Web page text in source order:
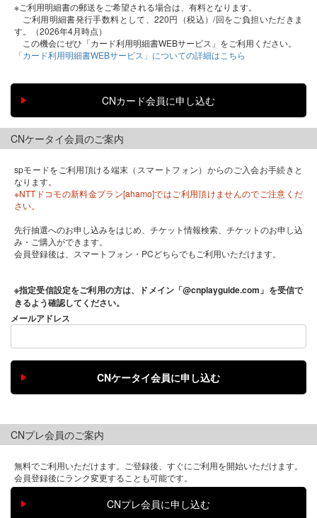
※ご利用明細書の郵送をご希望される場合は、有料となります。
ご利用明細書発行手数料として、220円（税込）/回をご負担いただきま
す。（2026年4月時点）
この機会にぜひ「カード利用明細書WEBサービス」をご利用ください。
「カード利用明細書WEBサービス」についての詳細はこちら
CNケータイ会員のご案内
spモードをご利用頂ける端末（スマートフォン）からのご入会お手続きと
なります。
※NTTドコモの新料金プラン[ahamo]ではご利用頂けませんのでご注意くだ
さい。
先行抽選へのお申し込みをはじめ、チケット情報検索、チケットのお申し込
み・ご購入ができます。
会員登録後は、スマートフォン・PCどちらでもご利用いただけます。
※指定受信設定をご利用の方は、ドメイン「@cnplayguide.com」を受信で
きるよう確認してください。
メールアドレス
CNプレ会員のご案内
無料でご利用いただけます。ご登録後、すぐにご利用を開始いただけます。
会員登録後にランク変更することも可能です。